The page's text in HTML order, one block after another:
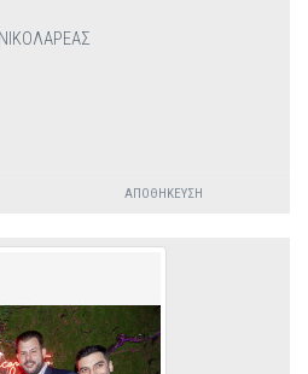
ΑΠΟΘΉΚΕΥΣΗ